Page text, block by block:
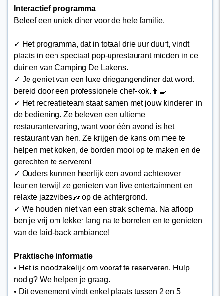
Interactief programma
Beleef een uniek diner voor de hele familie.
✓ Het programma, dat in totaal drie uur duurt, vindt
plaats in een speciaal pop-uprestaurant midden in de
duinen van Camping De Lakens.
✓ Je geniet van een luxe driegangendiner dat wordt
bereid door een professionele chef-kok.👨‍🍳
✓ Het recreatieteam staat samen met jouw kinderen in
de bediening. Ze beleven een ultieme
restaurantervaring, want voor één avond is het
restaurant van hen. Ze krijgen de kans om mee te
helpen met koken, de borden mooi op te maken en de
gerechten te serveren!
✓ Ouders kunnen heerlijk een avond achterover
leunen terwijl ze genieten van live entertainment en
relaxte jazzvibes🎶 op de achtergrond.
✓ We houden niet van een strak schema. Na afloop
ben je vrij om lekker lang na te borrelen en te genieten
van de laid-back ambiance!
Praktische informatie
• Het is noodzakelijk om vooraf te reserveren. Hulp
nodig? We helpen je graag.
• Dit evenement vindt enkel plaats tussen 2 en 5